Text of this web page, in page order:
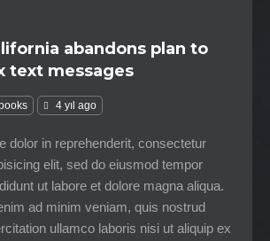
abandons plan to
text messages
books 4 yıl ago
dolor in reprehenderit, consectetur
elit, sed do eiusmod tempor
ut labore et dolore magna aliqua.
ad minim veniam, quis nostrud
ullamco laboris nisi ut aliquip ex